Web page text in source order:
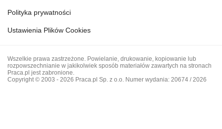
Polityka prywatności
Ustawienia Plików Cookies
Wszelkie prawa zastrzeżone. Powielanie, drukowanie, kopiowanie lub
rozpowszechnianie w jakikolwiek sposób materiałów zawartych na stronach
Praca.pl jest zabronione.
Copyright © 2003 - 2026 Praca.pl Sp. z o.o. Numer wydania: 20674 / 2026